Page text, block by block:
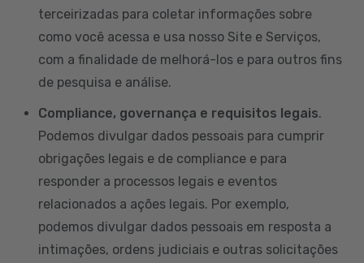
terceirizadas para coletar informações sobre
como você acessa e usa nosso Site e Serviços,
com a finalidade de melhorá-los e para outros fins
de pesquisa e análise.
Compliance, governança e requisitos legais.
Podemos divulgar dados pessoais para cumprir
obrigações legais e de compliance e para
responder a processos legais e eventos
relacionados a ações legais. Por exemplo,
podemos divulgar dados pessoais em resposta a
intimações, ordens judiciais e outras solicitações